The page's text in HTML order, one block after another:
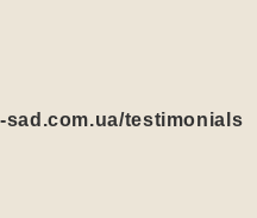
sad.com.ua/testimonials